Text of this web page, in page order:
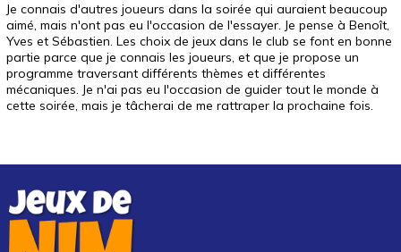
Je connais d'autres joueurs dans la soirée qui auraient beaucoup
aimé, mais n'ont pas eu l'occasion de l'essayer. Je pense à Benoît,
Yves et Sébastien. Les choix de jeux dans le club se font en bonne
partie parce que je connais les joueurs, et que je propose un
programme traversant différents thèmes et différentes
mécaniques. Je n'ai pas eu l'occasion de guider tout le monde à
cette soirée, mais je tâcherai de me rattraper la prochaine fois.